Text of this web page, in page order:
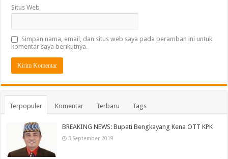
Situs Web
Simpan nama, email, dan situs web saya pada peramban ini untuk
komentar saya berikutnya.
Terpopuler Komentar Terbaru Tags
BREAKING NEWS: Bupati Bengkayang Kena OTT KPK
3 September 2019